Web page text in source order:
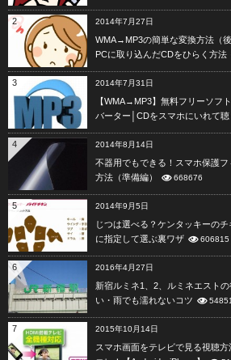
2 2014年7月27日
WMA→MP3の簡単な変換方法（
PCに取り込んだCDをひらく方法
3 2014年7月31日
【WMA→MP3】無料フリーソフ
バーター│CDをスマホにいれて聴
4 2014年8月14日
不器用でもできる！スマホ保護
方法（準備編）
668676
5 2014年9月5日
じつは選べる？ケンタッキーの
に指定して選ぶ裏ワザ
606815
6 2016年4月27日
新宿ルミネ1、2、ルミネエスト
い・雨でも濡れないコツ
7 2015年10月14日
スマホ画面をテレビで見る視聴